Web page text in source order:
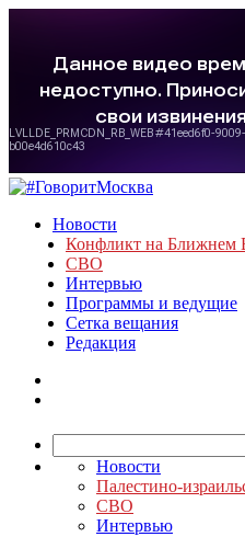
Новости
Конфликт на Ближнем
СВО
Интервью
Программы и ведущие
Сетка вещания
Редакция
Новости
Палестино-
СВО
Интервью